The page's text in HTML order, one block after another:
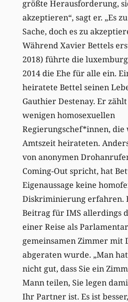
größte Herausforderung,
akzeptieren“, sagt er. „Es
Sache, doch es zu
Während Xavier Bettels
2018) führte die
2014 die Ehe für alle ein.
heiratete Bettel seinen
Gauthier Destenay. Er
wenigen homosexuellen
Regierungschef*innen,
Amtszeit heirateten.
von anonymen
Coming-Out spricht, hat
Eigenaussage keine
Diskriminierung erfahren.
Beitrag für IMS allerdings
einerReise als
gemeinsamen Zimmer mit
abgeraten wurde. „Man
nicht gut, dass Sie ein
Mann teilen, Sie legen
Ihr Partner ist. Es ist